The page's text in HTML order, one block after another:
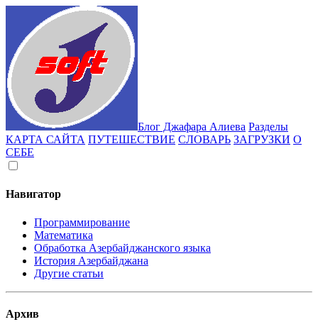
Блог Джафара Алиева Разделы
КАРТА САЙТА ПУТЕШЕСТВИЕ СЛОВАРЬ ЗАГРУЗКИ О
СЕБЕ
Навигатор
Программирование
Математика
Обработка Азербайджанского языка
История Азербайджана
Другие статьи
Архив